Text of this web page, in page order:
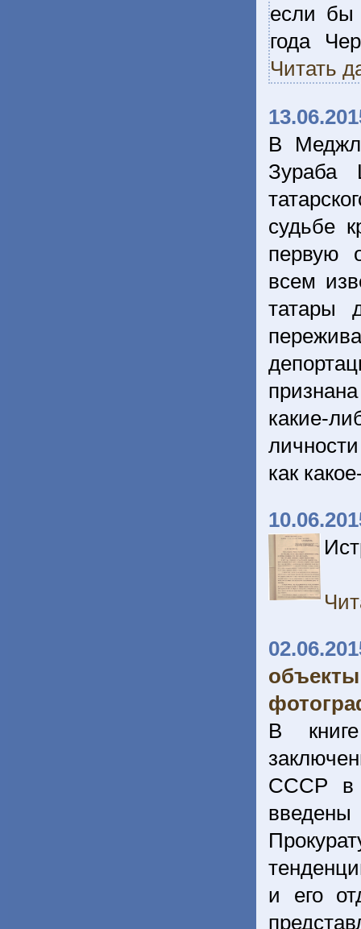
если бы
года
Читать
В
Зураба
судьбе
первую
всем
татары
какие-
как
В
СССР в
и его